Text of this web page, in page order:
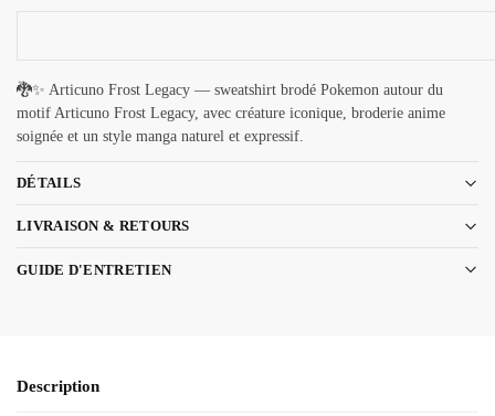
🐉✨ Articuno Frost Legacy — sweatshirt brodé Pokemon autour du
motif Articuno Frost Legacy, avec créature iconique, broderie anime
soignée et un style manga naturel et expressif.
DÉTAILS
LIVRAISON & RETOURS
GUIDE D'ENTRETIEN
Description